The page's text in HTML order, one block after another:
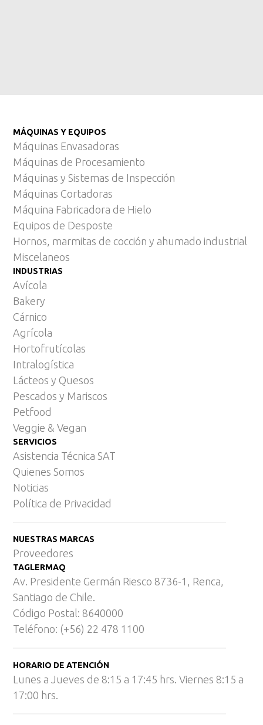
MÁQUINAS Y EQUIPOS
Máquinas Envasadoras
Máquinas de Procesamiento
Máquinas y Sistemas de Inspección
Máquinas Cortadoras
Máquina Fabricadora de Hielo
Equipos de Desposte
Hornos, marmitas de cocción y ahumado industrial
Miscelaneos
INDUSTRIAS
Avícola
Bakery
Cárnico
Agrícola
Hortofrutícolas
Intralogística
Lácteos y Quesos
Pescados y Mariscos
Petfood
Veggie & Vegan
SERVICIOS
Asistencia Técnica SAT
Quienes Somos
Noticias
Política de Privacidad
NUESTRAS MARCAS
Proveedores
TAGLERMAQ
Av. Presidente Germán Riesco 8736-1, Renca,
Santiago de Chile.
Código Postal: 8640000
Teléfono: (+56) 22 478 1100
HORARIO DE ATENCIÓN
Lunes a Jueves de 8:15 a 17:45 hrs. Viernes 8:15 a
17:00 hrs.